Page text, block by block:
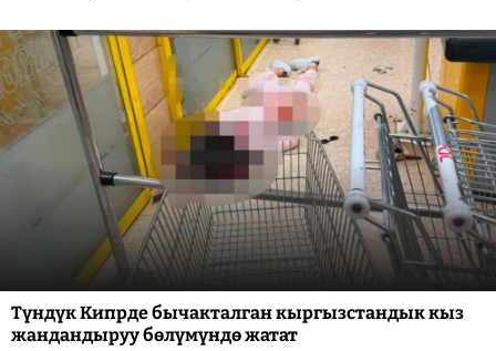
Түндүк Кипрде бычакталган кыргызстандык кыз
жандандыруу бөлүмүндө жатат